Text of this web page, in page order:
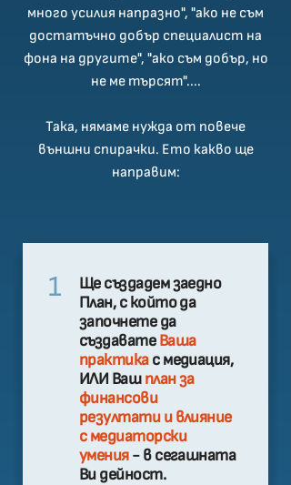
много усилия напразно", "ако не съм
достатъчно добър специалист на
фона на другите", "ако съм добър, но
не ме търсят"....
Така, нямаме нужда от повече
външни спирачки. Ето какво ще
направим:
1
Ще създадем заедно
План, с който да
започнете да
създаватеВаша
практикас медиация,
ИЛИ Вашплан за
финансови
резултати и влияние
с медиаторски
умения- в сегашната
Ви дейност.